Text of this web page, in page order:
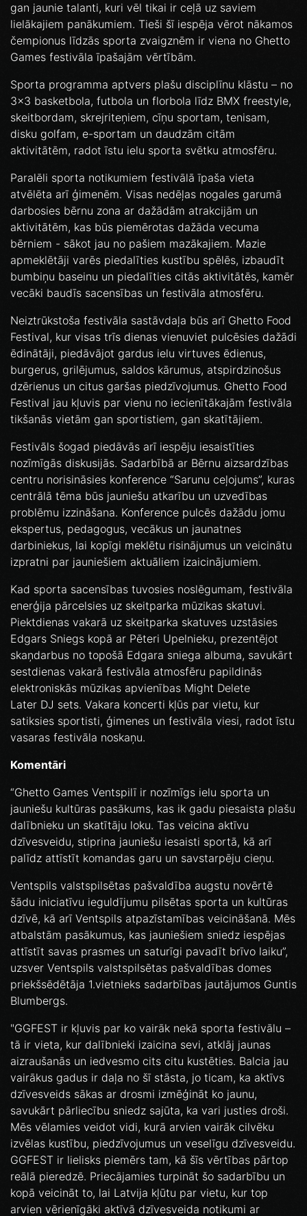
gan jaunie talanti, kuri vēl tikai ir ceļā uz saviem
lielākajiem panākumiem. Tieši šī iespēja vērot nākamos
čempionus līdzās sporta zvaigznēm ir viena no Ghetto
Games festivāla īpašajām vērtībām.
Sporta programma aptvers plašu disciplīnu klāstu – no
3x3 basketbola, futbola un florbola līdz BMX freestyle,
skeitbordam, skrejriteņiem, cīņu sportam, tenisam,
disku golfam, e-sportam un daudzām citām
aktivitātēm, radot īstu ielu sporta svētku atmosfēru.
Paralēli sporta notikumiem festivālā īpaša vieta
atvēlēta arī ģimenēm. Visas nedēļas nogales garumā
darbosies bērnu zona ar dažādām atrakcijām un
aktivitātēm, kas būs piemērotas dažāda vecuma
bērniem - sākot jau no pašiem mazākajiem. Mazie
apmeklētāji varēs piedalīties kustību spēlēs, izbaudīt
bumbiņu baseinu un piedalīties citās aktivitātēs, kamēr
vecāki baudīs sacensības un festivāla atmosfēru.
Neiztrūkstoša festivāla sastāvdaļa būs arī Ghetto Food
Festival, kur visas trīs dienas vienuviet pulcēsies dažādi
ēdinātāji, piedāvājot gardus ielu virtuves ēdienus,
burgerus, grilējumus, saldos kārumus, atspirdzinošus
dzērienus un citus garšas piedzīvojumus. Ghetto Food
Festival jau kļuvis par vienu no iecienītākajām festivāla
tikšanās vietām gan sportistiem, gan skatītājiem.
Festivāls šogad piedāvās arī iespēju iesaistīties
nozīmīgās diskusijās. Sadarbībā ar Bērnu aizsardzības
centru norisināsies konference “Sarunu ceļojums”, kuras
centrālā tēma būs jauniešu atkarību un uzvedības
problēmu izzināšana. Konference pulcēs dažādu jomu
ekspertus, pedagogus, vecākus un jaunatnes
darbiniekus, lai kopīgi meklētu risinājumus un veicinātu
izpratni par jauniešiem aktuāliem izaicinājumiem.
Kad sporta sacensības tuvosies noslēgumam, festivāla
enerģija pārcelsies uz skeitparka mūzikas skatuvi.
Piektdienas vakarā uz skeitparka skatuves uzstāsies
Edgars Sniegs kopā ar Pēteri Upelnieku, prezentējot
skaņdarbus no topošā Edgara sniega albuma, savukārt
sestdienas vakarā festivāla atmosfēru papildinās
elektroniskās mūzikas apvienības Might Delete
Later DJ sets. Vakara koncerti kļūs par vietu, kur
satiksies sportisti, ģimenes un festivāla viesi, radot īstu
vasaras festivāla noskaņu.
Komentāri
“Ghetto Games Ventspilī ir nozīmīgs ielu sporta un
jauniešu kultūras pasākums, kas ik gadu piesaista plašu
dalībnieku un skatītāju loku. Tas veicina aktīvu
dzīvesveidu, stiprina jauniešu iesaisti sportā, kā arī
palīdz attīstīt komandas garu un savstarpēju cieņu.
Ventspils valstspilsētas pašvaldība augstu novērtē
šādu iniciatīvu ieguldījumu pilsētas sporta un kultūras
dzīvē, kā arī Ventspils atpazīstamības veicināšanā. Mēs
atbalstām pasākumus, kas jauniešiem sniedz iespējas
attīstīt savas prasmes un saturīgi pavadīt brīvo laiku”,
uzsver Ventspils valstspilsētas pašvaldības domes
priekšsēdētāja 1.vietnieks sadarbības jautājumos Guntis
Blumbergs.
"GGFEST ir kļuvis par ko vairāk nekā sporta festivālu –
tā ir vieta, kur dalībnieki izaicina sevi, atklāj jaunas
aizraušanās un iedvesmo cits citu kustēties. Balcia jau
vairākus gadus ir daļa no šī stāsta, jo ticam, ka aktīvs
dzīvesveids sākas ar drosmi izmēģināt ko jaunu,
savukārt pārliecību sniedz sajūta, ka vari justies droši.
Mēs vēlamies veidot vidi, kurā arvien vairāk cilvēku
izvēlas kustību, piedzīvojumus un veselīgu dzīvesveidu.
GGFEST ir lielisks piemērs tam, kā šīs vērtības pārtop
reālā pieredzē. Priecājamies turpināt šo sadarbību un
kopā veicināt to, lai Latvija kļūtu par vietu, kur top
arvien vērienīgāki aktīvā dzīvesveida notikumi ar